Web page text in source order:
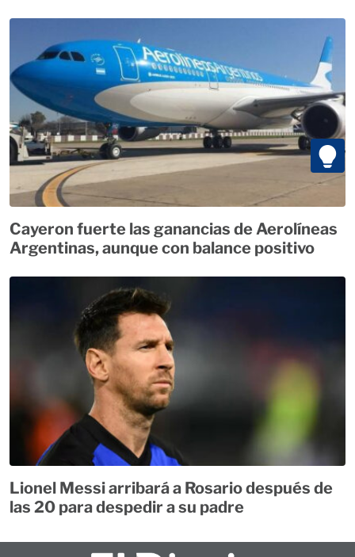
Cayeron fuerte las ganancias de Aerolíneas
Argentinas, aunque con balance positivo
Lionel Messi arribará a Rosario después de
las 20 para despedir a su padre